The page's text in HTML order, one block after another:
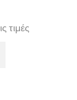
τιμές